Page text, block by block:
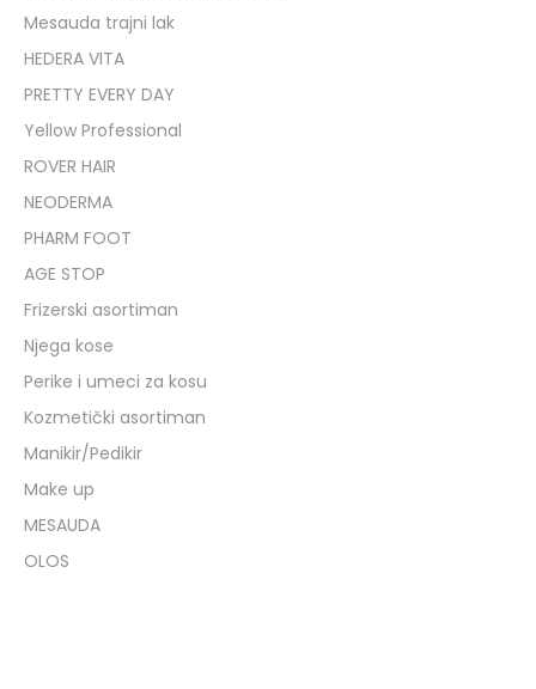
Mesauda trajni lak
HEDERA VITA
PRETTY EVERY DAY
Yellow Professional
ROVER HAIR
NEODERMA
PHARM FOOT
AGE STOP
Frizerski asortiman
Njega kose
Perike i umeci za kosu
Kozmetički asortiman
Manikir/Pedikir
Make up
MESAUDA
OLOS